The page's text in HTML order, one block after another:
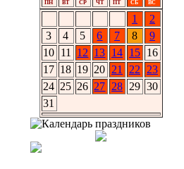
ПН ВТ СР ЧТ ПТ СБ ВС
1
2
3
4 5 6 7 8
9
10 11 12 13 14 15 16
17 18 19 20 21 22
23
24 25 26 27 28 29 30
31